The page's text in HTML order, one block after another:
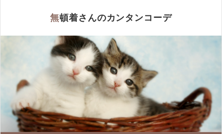
無頓着さんのカンタンコーデ